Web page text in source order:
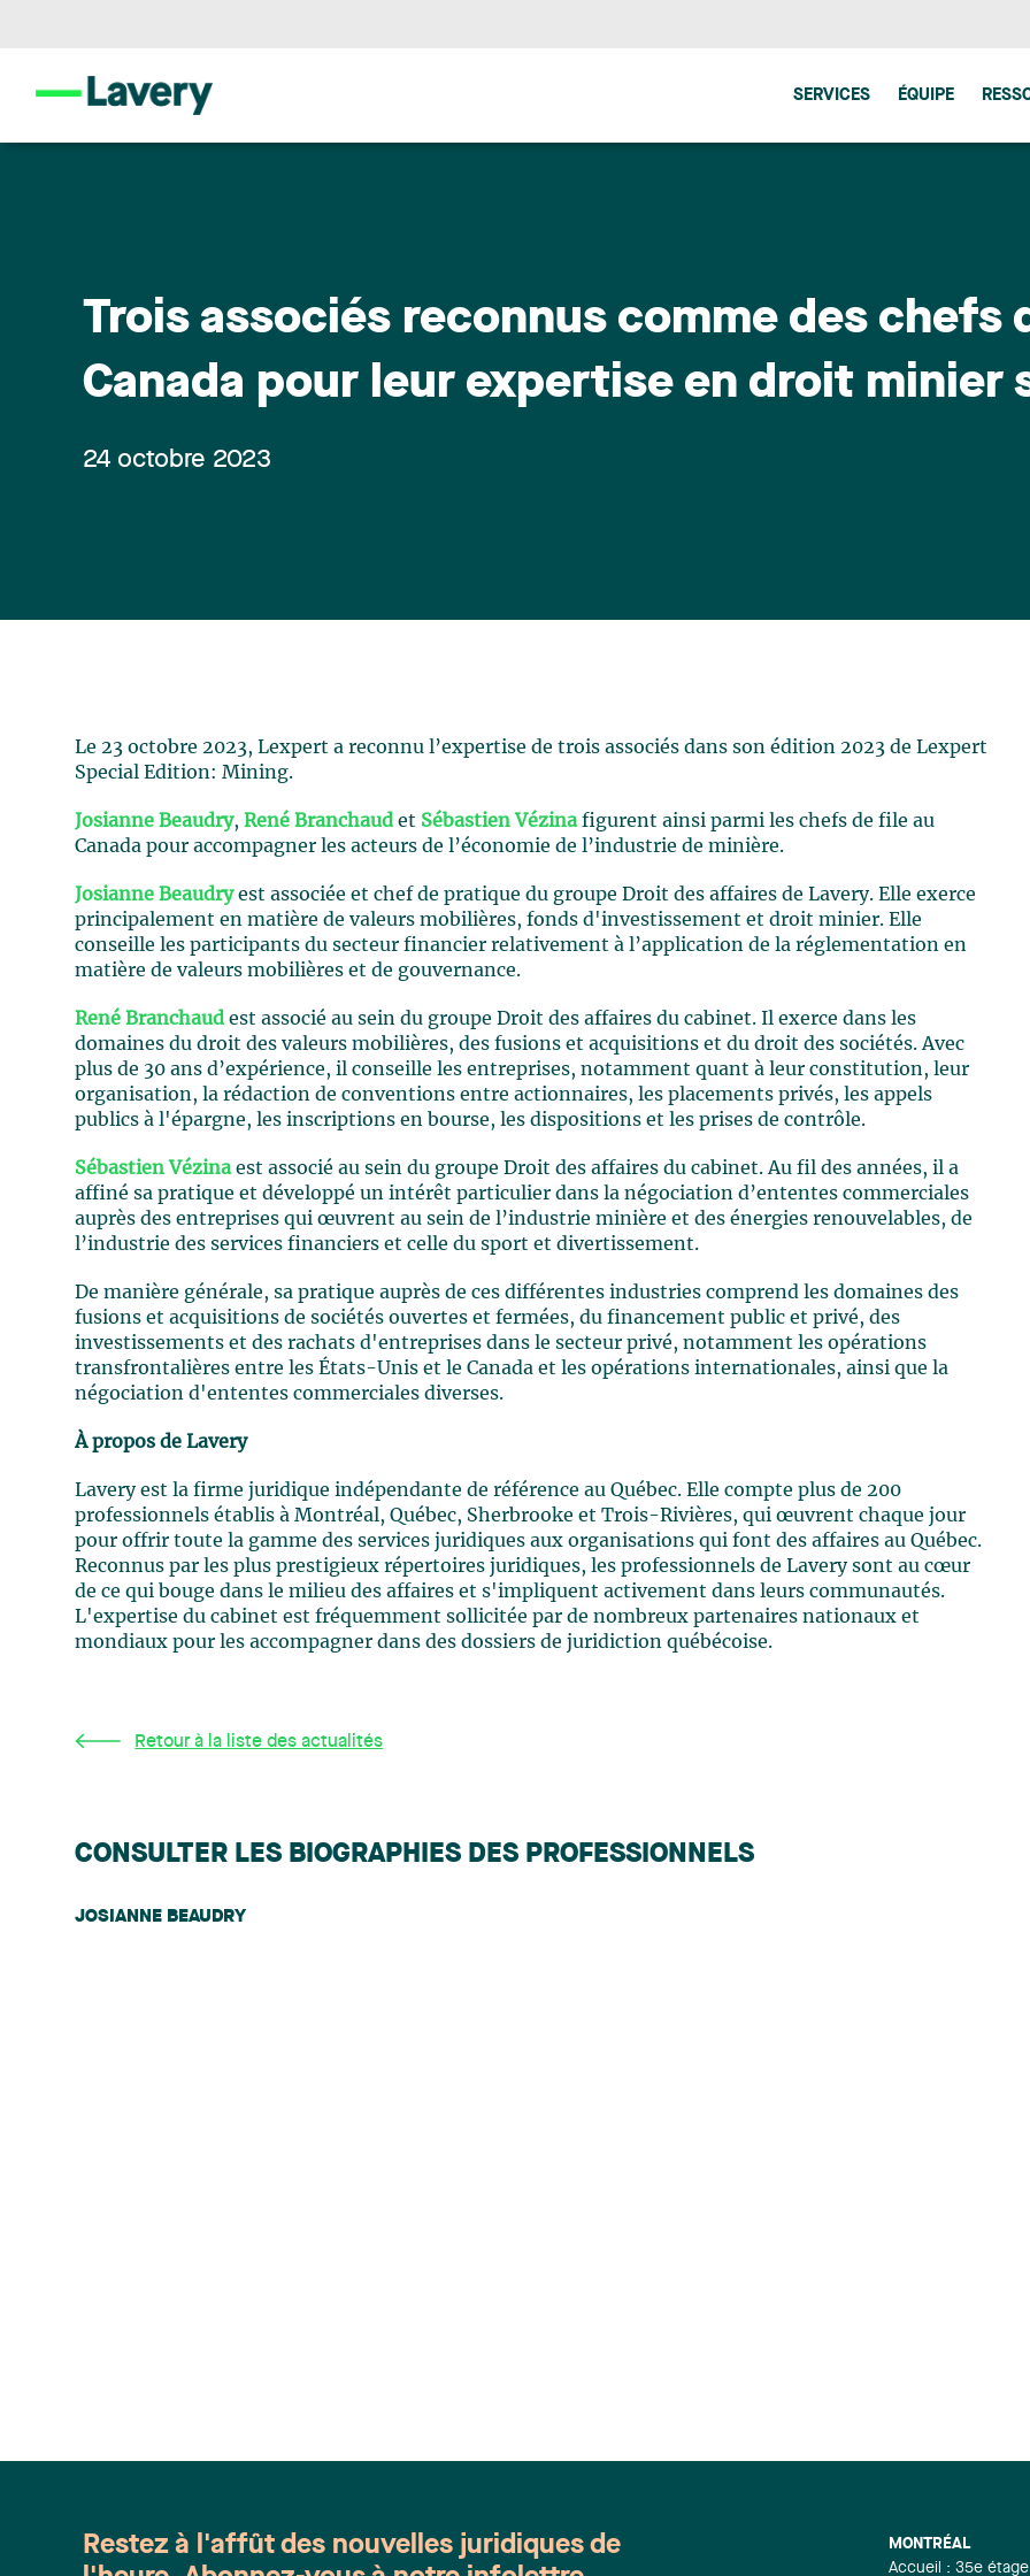
SERVICES ÉQUIPE
Trois associés reconnus comme des chefs
Canada pour leur expertise en droit minier
24 octobre 2023
Le 23 octobre 2023, Lexpert a reconnu l’expertise de trois associés dans son édition 2023 de Lexpert
Special Edition: Mining.
Josianne Beaudry, René Branchaud et Sébastien Vézinafigurent ainsi parmi les chefs de file au
Canada pour accompagner les acteurs de l’économie de l’industrie de minière.
Josianne Beaudryest associée et chef de pratique du groupe Droit des affaires de Lavery. Elle exerce
principalement en matière de valeurs mobilières, fonds d'investissement et droit minier. Elle
conseille les participants du secteur financier relativement à l’application de la réglementation en
matière de valeurs mobilières et de gouvernance.
René Branchaud est associé au sein du groupe Droit des affaires du cabinet. Il exerce dans les
domaines du droit des valeurs mobilières, des fusions et acquisitions et du droit des sociétés. Avec
plus de 30 ans d’expérience, il conseille les entreprises, notamment quant à leur constitution, leur
organisation, la rédaction de conventions entre actionnaires, les placements privés, les appels
publics à l'épargne, les inscriptions en bourse, les dispositions et les prises de contrôle.
Sébastien Vézinaest associé au sein du groupe Droit des affaires du cabinet. Au fil des années, il a
affiné sa pratique et développé un intérêt particulier dans la négociation d’ententes commerciales
auprès des entreprises qui œuvrent au sein de l’industrie minière et des énergies renouvelables, de
l’industrie des services financiers et celle du sport et divertissement.
De manière générale, sa pratique auprès de ces différentes industries comprend les domaines des
fusions et acquisitions de sociétés ouvertes et fermées, du financement public et privé, des
investissements et des rachats d'entreprises dans le secteur privé, notamment les opérations
transfrontalières entre les États-Unis et le Canada et les opérations internationales, ainsi que la
négociation d'ententes commerciales diverses.
À propos de Lavery
Lavery est la firme juridique indépendante de référence au Québec. Elle compte plus de 200
professionnels établis à Montréal, Québec, Sherbrooke et Trois-Rivières, qui œuvrent chaque jour
pour offrir toute la gamme des services juridiques aux organisations qui font des affaires au Québec.
Reconnus par les plus prestigieux répertoires juridiques, les professionnels de Lavery sont au cœur
de ce qui bouge dans le milieu des affaires et s'impliquent activement dans leurs communautés.
L'expertise du cabinet est fréquemment sollicitée par de nombreux partenaires nationaux et
mondiaux pour les accompagner dans des dossiers de juridiction québécoise.
Retour à la liste des actualités
CONSULTER LES BIOGRAPHIES DES PROFESSIONNELS
JOSIANNE BEAUDRY
MONTRÉAL
Accueil : 35e étage
Restez à l'affût des nouvelles juridiques de